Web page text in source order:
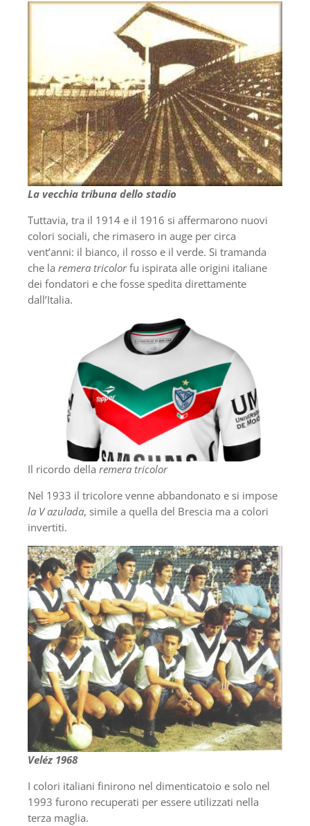
La vecchia tribuna dello stadio
Tuttavia, tra il 1914 e il 1916 si affermarono nuovi
colori sociali, che rimasero in auge per circa
vent’anni: il bianco, il rosso e il verde. Si tramanda
che la remera tricolorfu ispirata alle origini italiane
dei fondatori e che fosse spedita direttamente
dall’Italia.
Il ricordo della remera tricolor
Nel 1933 il tricolore venne abbandonato e si impose
la V azulada, simile a quella del Brescia ma a colori
invertiti.
Veléz 1968
I colori italiani finirono nel dimenticatoio e solo nel
1993 furono recuperati per essere utilizzati nella
terza maglia.